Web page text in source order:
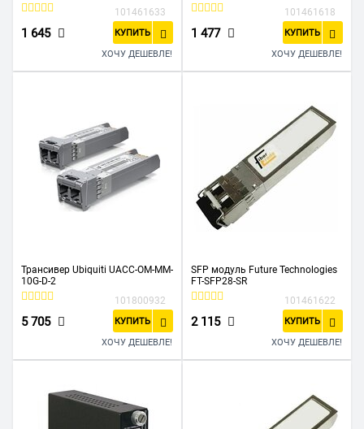
101461633
1 645 КУПИТЬ
ХОЧУ ДЕШЕВЛЕ!
101461618
1 477 КУПИТЬ
ХОЧУ ДЕШЕВЛЕ!
Трансивер Ubiquiti UACC-OM-MM-
10G-D-2
101800932
5 705 КУПИТЬ
ХОЧУ ДЕШЕВЛЕ!
SFP модуль Future Technologies
FT-SFP28-SR
101461622
2 115 КУПИТЬ
ХОЧУ ДЕШЕВЛЕ!